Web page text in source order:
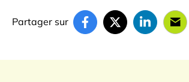
Partager sur